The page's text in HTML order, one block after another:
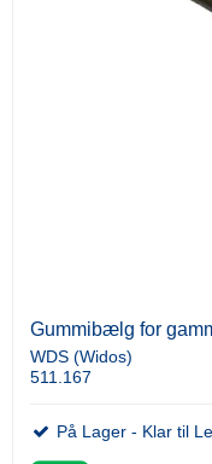
Gummibælg for
WDS (Widos)
511.167
På Lager - Klar til